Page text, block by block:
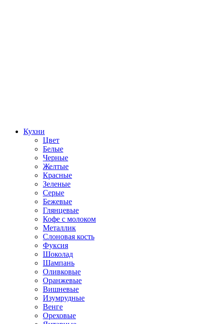
Кухни
Цвет
Белые
Черные
Желтые
Красные
Зеленые
Серые
Бежевые
Глянцевые
Кофе с молоком
Металлик
Слоновая кость
Фуксия
Шоколад
Шампань
Оливковые
Оранжевые
Вишневые
Изумрудные
Венге
Ореховые